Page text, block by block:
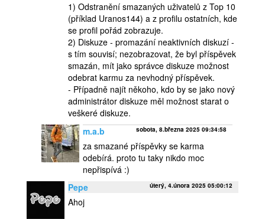
1) Odstranění smazaných uživatelů z Top 10
(příklad Uranos144) a z profilu ostatních, kde
se profil pořád zobrazuje.
2) Diskuze - promazání neaktivních diskuzí -
s tím souvisí; nezobrazovat, že byl příspěvek
smazán, mít jako správce diskuze možnost
odebrat karmu za nevhodný příspěvek.
- Případně najít někoho, kdo by se jako nový
administrátor diskuze měl možnost starat o
veškeré diskuze.
m.a.b
sobota, 8.března 2025 09:34:58
za smazané příspěvky se karma
odebírá. proto tu taky nikdo moc
nepřispívá :)
Pepe
úterý, 4.února 2025 05:00:12
Ahoj